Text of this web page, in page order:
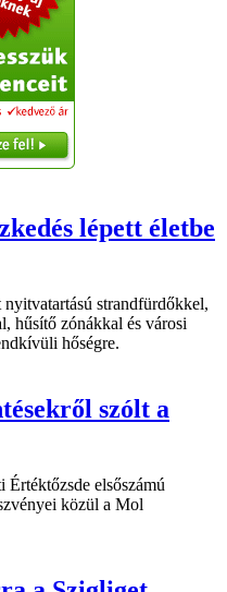
lépett életbe
strandfürdőkkel,
hűsítő zónákkal és városi
hőségre.
szólt a
Értéktőzsde elsőszámú
közül a Mol